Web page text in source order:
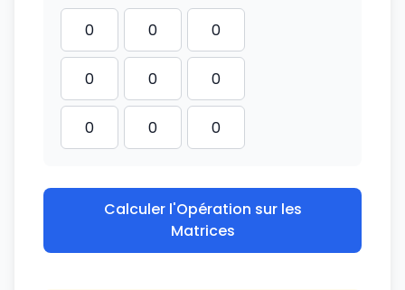
Calculer l'Opération sur les
Matrices